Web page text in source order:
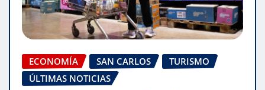
ECONOMÍA SAN CARLOS
TURISMO
ÚLTIMAS NOTICIAS